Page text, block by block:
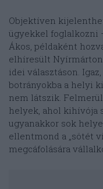
Objektíven
ügyekkel foglalkozni
Ákos, példaként
elhíresült
idei választáson.
botrányokba a helyi
nem látszik.
helyek, ahol kihívója
ugyanakkor sok
ellentmond a „sötét
megcáfolására